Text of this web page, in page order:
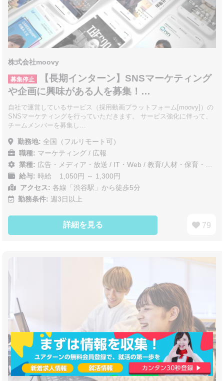
株式会社moovy
募集停止
【長期インターン】SNSマーケティング
や企画に興味がある人を募集！…
自社で運営しているサービス（採用動画プラットフォーム[moovy]）の
SNSマーケティングを行っていただきます。 サービス強化に伴って、
チームメンバーを募集し…
勤務地: 全国（フルリモート可）
職種: マーケティング / 広報
業種: 広告・メディア・放送 / IT・Web /教育/人材・保育・医療/介護/福祉
給与: 時給 1,050円 ～ 1,300円
アクセス: 各線「渋谷駅」から徒歩5分
勤務条件: 週3日以上
詳細を見る 79